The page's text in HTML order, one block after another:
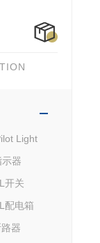
Light
器
开关
配电箱
器